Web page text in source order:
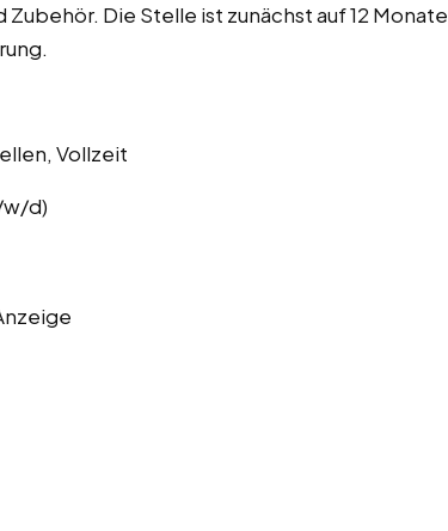
Die Stelle ist zunächst auf 12 Monate
Vollzeit
d)